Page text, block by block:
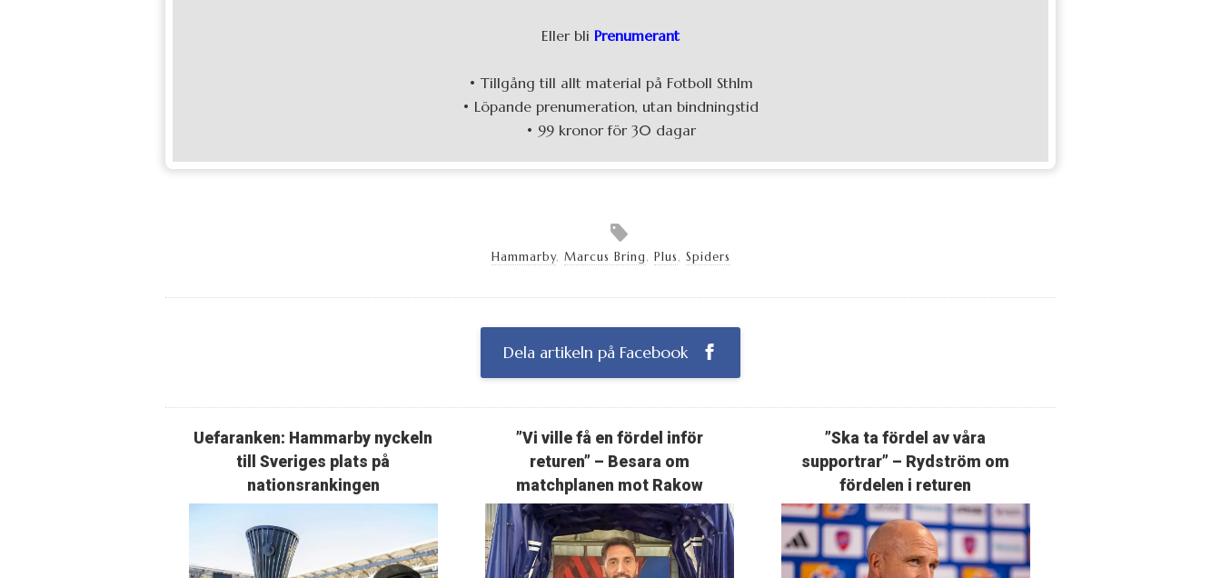
Eller bli Prenumerant
• Tillgång till allt material på Fotboll Sthlm
• Löpande prenumeration, utan bindningstid
• 99 kronor för 30 dagar
Hammarby, Marcus Bring, Plus, Spiders
Dela artikeln på Facebook
Uefaranken: Hammarby nyckeln
till Sveriges plats på
nationsrankingen
”Vi ville få en fördel inför
returen” – Besara om
matchplanen mot Rakow
”Ska ta fördel av våra
supportrar” – Rydström om
fördelen i returen